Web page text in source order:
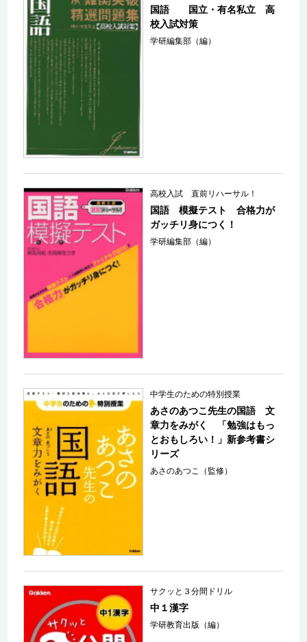
国語 国立・有名私立 高
校入試対策
学研編集部（編）
高校入試 直前リハーサル！
国語 模擬テスト 合格力が
ガッチリ身につく！
学研編集部（編）
中学生のための特別授業
あさのあつこ先生の国語 文
章力をみがく 「勉強はもっ
とおもしろい！」新参考書シ
リーズ
あさのあつこ（監修）
サクッと３分間ドリル
中１漢字
学研教育出版（編）